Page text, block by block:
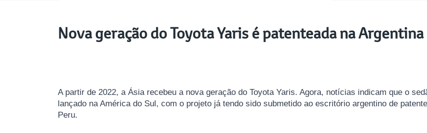
Nova geração do Toyota Yaris é patenteada na Argentina
A partir de 2022, a Ásia recebeu a nova geração do Toyota Yaris. Agora, notícias indicam que o
lançado na América do Sul, com o projeto já tendo sido submetido ao escritório argentino de
Peru.